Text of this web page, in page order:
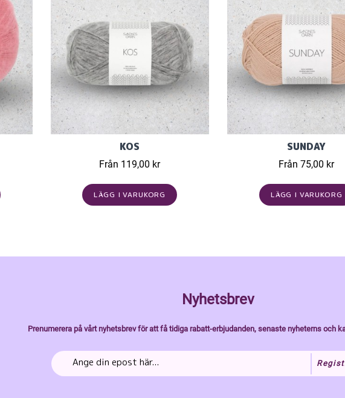
KOS
Från 119,00 kr
LÄGG I VARUKORG
SUNDAY
Från 75,00 kr
LÄGG I VARUKORG
Nyhetsbrev
Prenumerera på vårt nyhetsbrev för att få tidiga rabatt-erbjudanden, senaste nyheterns och